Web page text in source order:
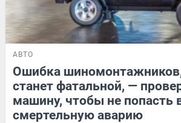
АВТО
Ошибка
станет фатальной, —
машину, чтобы не попасть
смертельную аварию